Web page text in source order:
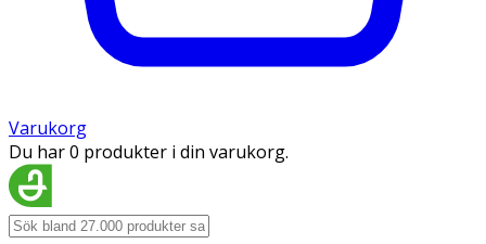
Varukorg
Du har 0 produkter i din varukorg.